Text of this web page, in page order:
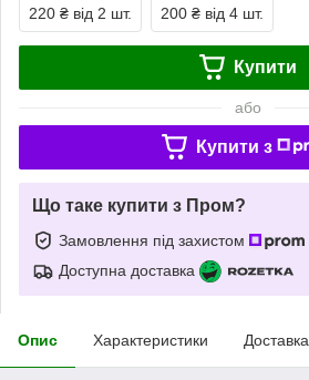
220 ₴ від 2 шт. 200 ₴ від 4 шт.
Купити
або
Купити з
Що таке купити з Пром?
Замовлення під захистом
Доступна доставка
Опис Характеристики Доставка